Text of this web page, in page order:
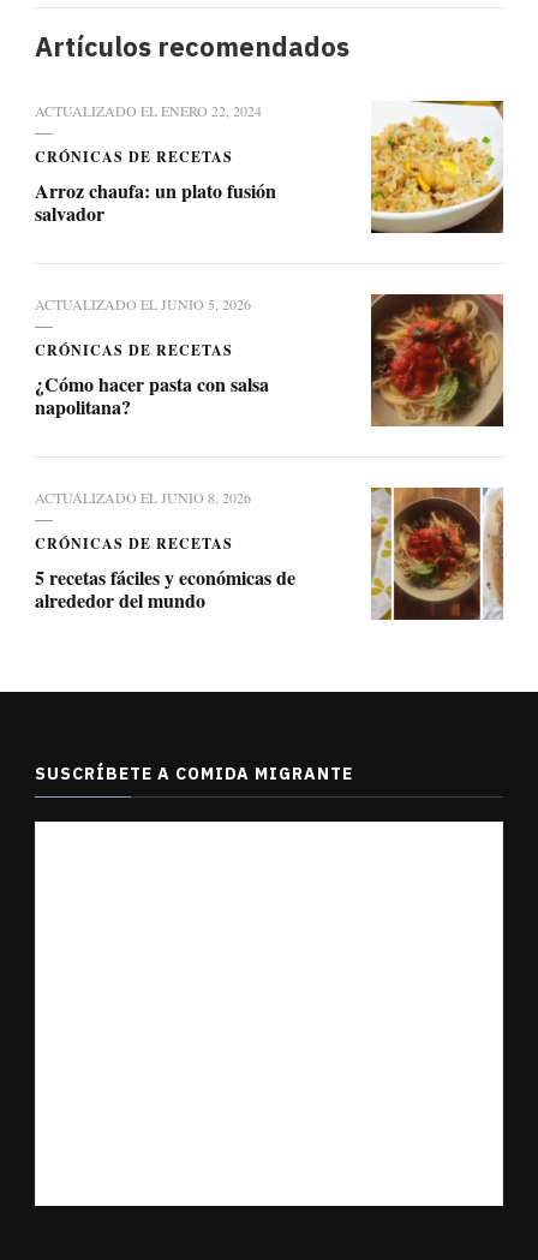
Artículos recomendados
ACTUALIZADO ELENERO 22, 2024
CRÓNICAS DE RECETAS
Arroz chaufa: un plato fusión
salvador
ACTUALIZADO ELJUNIO 5, 2026
CRÓNICAS DE RECETAS
¿Cómo hacer pasta con salsa
napolitana?
ACTUALIZADO ELJUNIO 8, 2026
CRÓNICAS DE RECETAS
5 recetas fáciles y económicas de
alrededor del mundo
SUSCRÍBETE A COMIDA MIGRANTE